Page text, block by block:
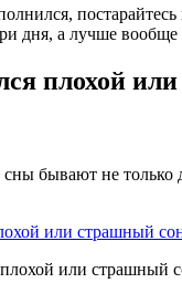
дня, а лучше вообще
плохой
бывают не только
или страшный